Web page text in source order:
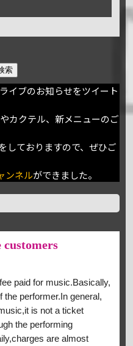
索
イブのお知らせをツイート
カクテル、新メニューのご
しておりますので、ぜひご
ンネルができました。
paid for music.Basically,
the performer.In general,
is not a ticket
the performing
are almost